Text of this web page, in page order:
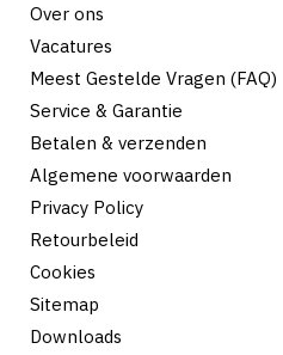
Over ons
Vacatures
Meest Gestelde Vragen (FAQ)
Service & Garantie
Betalen & verzenden
Algemene voorwaarden
Privacy Policy
Retourbeleid
Cookies
Sitemap
Downloads